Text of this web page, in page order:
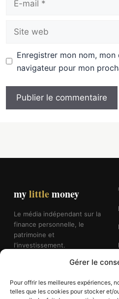
Gérer le
Pour offrir les meilleures expériences,
telles que les cookies pour stocker et/
Site
Enregistrer mon nom,
navigateur pour mon
mylittlemoney
Le média indépendant sur la
finance personnelle, le
patrimoine et
l'investissement.